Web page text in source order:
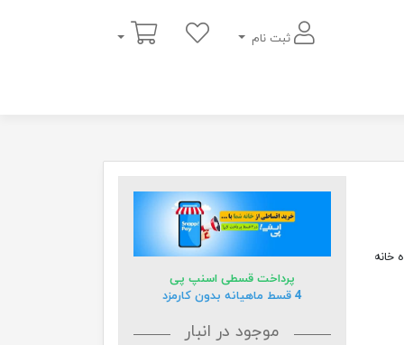
ثبت نام
سبد خرید
خانه
پرداخت قسطی اسنپ پی
4 قسط ماهیانه بدون کارمزد
موجود در انبار